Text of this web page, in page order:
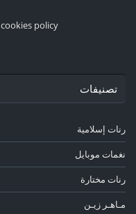
cookies policy
تصنيفات
رنات إسلامية
نغمات موبايل
رنات مختارة
مـاهـر زيـن